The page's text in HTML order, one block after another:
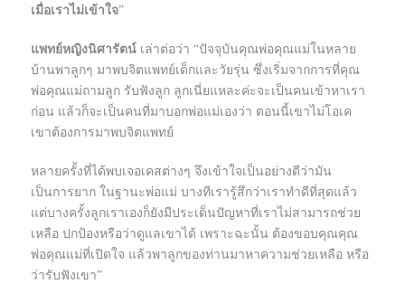
เมื่อเราไม่เข้าใจ”
แพทย์หญิงนิศารัตน์ เล่าต่อว่า “ปัจจุบันคุณพ่อคุณแม่ในหลาย
บ้านพาลูกๆ มาพบจิตแพทย์เด็กและวัยรุ่น ซึ่งเริ่มจากการที่คุณ
พ่อคุณแม่ถามลูก รับฟังลูก ลูกเนี่ยแหละค่ะจะเป็นคนเข้าหาเรา
ก่อน แล้วก็จะเป็นคนที่มาบอกพ่อแม่เองว่า ตอนนี้เขาไม่โอเค
เขาต้องการมาพบจิตแพทย์
หลายครั้งที่ได้พบเจอเคสต่างๆ จึงเข้าใจเป็นอย่างดีว่ามัน
เป็นการยาก ในฐานะพ่อแม่ บางทีเรารู้สึกว่าเราทำดีที่สุดแล้ว
แต่บางครั้งลูกเราเองก็ยังมีประเด็นปัญหาที่เราไม่สามารถช่วย
เหลือ ปกป้องหรือว่าดูแลเขาได้ เพราะฉะนั้น ต้องขอบคุณคุณ
พ่อคุณแม่ที่เปิดใจ แล้วพาลูกของท่านมาหาความช่วยเหลือ หรือ
ว่ารับฟังเขา”